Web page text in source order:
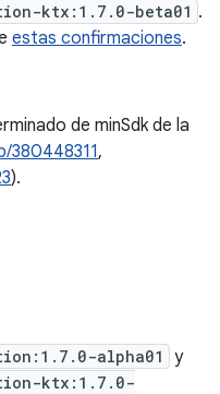
ktx:1.7.0-beta01 .
estas confirmaciones.
de minSdk de la
380448311,
).
alpha01 y
ktx:1.7.0-